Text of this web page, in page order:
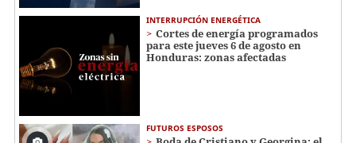
INTERRUPCIÓN ENERGÉTICA
Cortes de energía programados
para este jueves 6 de agosto en
Honduras: zonas afectadas
FUTUROS ESPOSOS